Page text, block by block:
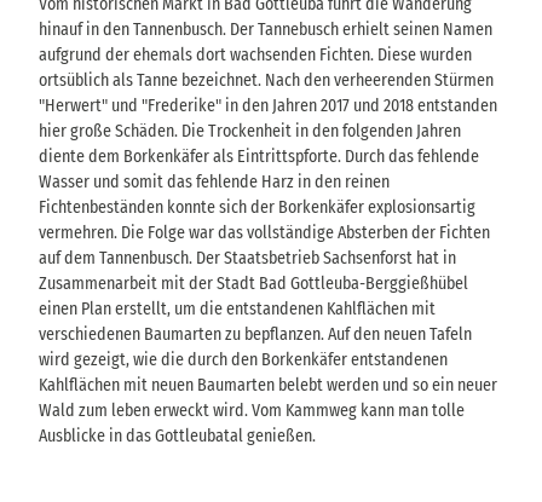
Vom historischen Markt in Bad Gottleuba führt die Wanderung
hinauf in den Tannenbusch. Der Tannebusch erhielt seinen Namen
aufgrund der ehemals dort wachsenden Fichten. Diese wurden
ortsüblich als Tanne bezeichnet. Nach den verheerenden Stürmen
"Herwert" und "Frederike" in den Jahren 2017 und 2018 entstanden
hier große Schäden. Die Trockenheit in den folgenden Jahren
diente dem Borkenkäfer als Eintrittspforte. Durch das fehlende
Wasser und somit das fehlende Harz in den reinen
Fichtenbeständen konnte sich der Borkenkäfer explosionsartig
vermehren. Die Folge war das vollständige Absterben der Fichten
auf dem Tannenbusch. Der Staatsbetrieb Sachsenforst hat in
Zusammenarbeit mit der Stadt Bad Gottleuba-Berggießhübel
einen Plan erstellt, um die entstandenen Kahlflächen mit
verschiedenen Baumarten zu bepflanzen. Auf den neuen Tafeln
wird gezeigt, wie die durch den Borkenkäfer entstandenen
Kahlflächen mit neuen Baumarten belebt werden und so ein neuer
Wald zum leben erweckt wird. Vom Kammweg kann man tolle
Ausblicke in das Gottleubatal genießen.